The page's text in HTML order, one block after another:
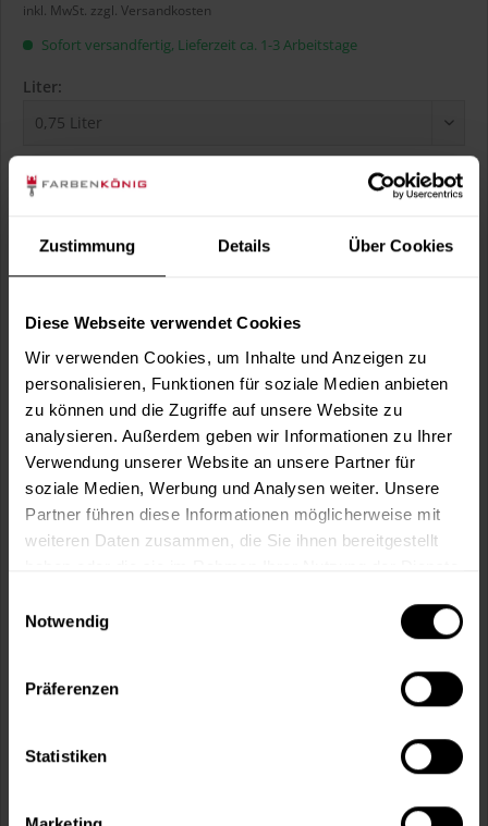
Zustimmung Details Über Cookies
Diese Webseite verwendet Cookies
Wir verwenden Cookies, um Inhalte und Anzeigen zu
personalisieren, Funktionen für soziale Medien anbieten
zu können und die Zugriffe auf unsere Website zu
analysieren. Außerdem geben wir Informationen zu Ihrer
Verwendung unserer Website an unsere Partner für
soziale Medien, Werbung und Analysen weiter. Unsere
Partner führen diese Informationen möglicherweise mit
weiteren Daten zusammen, die Sie ihnen bereitgestellt
Notwendig
Präferenzen
Statistiken
inkl. MwSt. zzgl. Versandkosten
Sofort versandfertig, Lieferzeit ca. 1-3 Arbeitstage
Liter:
Verbrauch berechnen
m²
In den Warenkorb
Merken Fragen zum Artikel?
Artikel-Nr.: BX0625KALKWEISS
Versand innerhalb von 48h*